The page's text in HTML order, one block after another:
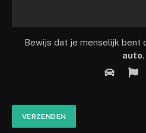
Bewijs dat je menselijk bent
auto.